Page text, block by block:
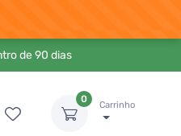
de 90 dias
0
Carrinho